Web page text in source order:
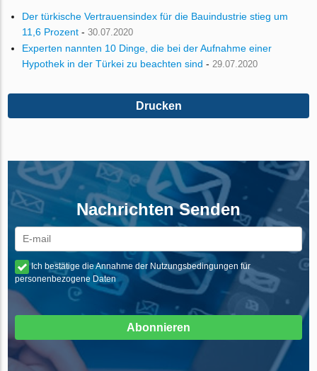
Der türkische Vertrauensindex für die Bauindustrie stieg um
11,6 Prozent -30.07.2020
Experten nannten 10 Dinge, die bei der Aufnahme einer
Hypothek in der Türkei zu beachten sind - 29.07.2020
Drucken
Nachrichten Senden
Ich bestätige die Annahme der Nutzungsbedingungen für
personenbezogene Daten
Abonnieren